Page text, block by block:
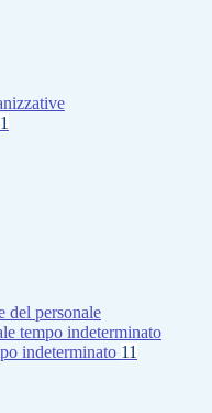
1
del personale
tempo indeterminato
indeterminato 11